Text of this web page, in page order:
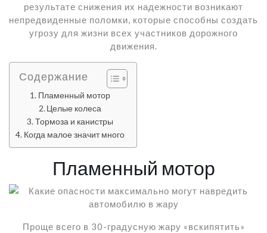
результате снижения их надежности возникают
непредвиденные поломки, которые способны создать
угрозу для жизни всех участников дорожного
движения.
Содержание
Пламенный мотор
Целые колеса
Тормоза и канистры
Когда малое значит много
Пламенный мотор
Проще всего в 30-градусную жару «вскипятить»